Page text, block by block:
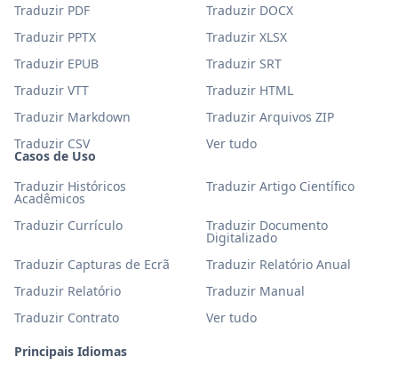
Casos de Uso
Traduzir Históricos
Acadêmicos
Traduzir Artigo Científico
Traduzir Currículo Traduzir Documento
Digitalizado
Traduzir Capturas de Ecrã
Traduzir Relatório Anual
Traduzir Relatório
Traduzir Manual
Traduzir Contrato
Ver tudo
Principais Idiomas
Traduzir PDF
Traduzir DOCX
Traduzir PPTX
Traduzir XLSX
Traduzir EPUB
Traduzir SRT
Traduzir VTT
Traduzir HTML
Traduzir Markdown
Traduzir Arquivos ZIP
Traduzir CSV
Ver tudo